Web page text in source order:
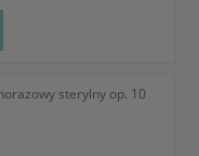
sterylny op. 10